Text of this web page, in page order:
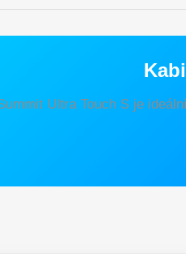
Ultra Touch S je